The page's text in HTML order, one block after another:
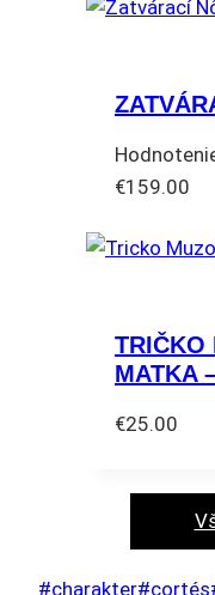
produktu.
produkt
variantov.
vybrať
produktu.
€159.00
TRIČKO
MATKA
€25.00
produkt
viacero
variantov.
Post
#charakter#cortés